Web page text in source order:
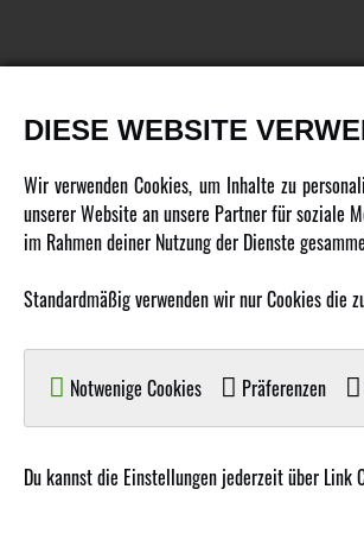
PRODUKTE
Fahrzeuge in allen Maßstäben
Multikopter in verschiedenen Ausführungen
Boote in verschiedenen Größen
DIESE WEBSITE
Wir verwenden Cookies, um Inhalte zu
unserer Website an unsere Partner für soziale
im Rahmen deiner Nutzung der Dienste
Standardmäßig verwenden wir nur Cookies die
Notwenige Cookies Präferenzen
Du kannst die Einstellungen jederzeit über